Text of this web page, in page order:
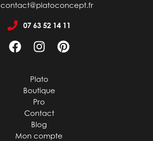
contact@platoconcept.fr
07 63 52 14 11
Plato
Boutique
Pro
Contact
Blog
Mon compte